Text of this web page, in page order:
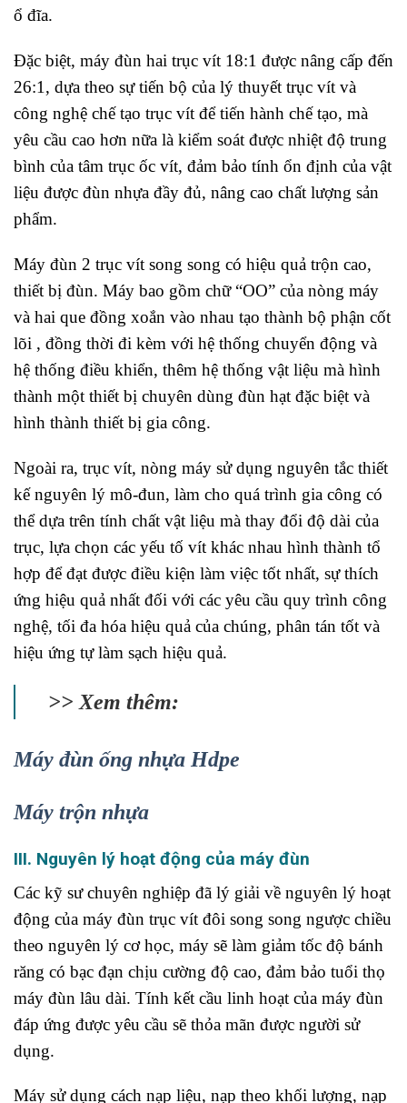
ổ đĩa.
Đặc biệt, máy đùn hai trục vít 18:1 được nâng cấp đến
26:1, dựa theo sự tiến bộ của lý thuyết trục vít và
công nghệ chế tạo trục vít để tiến hành chế tạo, mà
yêu cầu cao hơn nữa là kiểm soát được nhiệt độ trung
bình của tâm trục ốc vít, đảm bảo tính ổn định của vật
liệu được đùn nhựa đầy đủ, nâng cao chất lượng sản
phẩm.
Máy đùn 2 trục vít song song có hiệu quả trộn cao,
thiết bị đùn. Máy bao gồm chữ “OO” của nòng máy
và hai que đồng xoắn vào nhau tạo thành bộ phận cốt
lõi , đồng thời đi kèm với hệ thống chuyển động và
hệ thống điều khiển, thêm hệ thống vật liệu mà hình
thành một thiết bị chuyên dùng đùn hạt đặc biệt và
hình thành thiết bị gia công.
Ngoài ra, trục vít, nòng máy sử dụng nguyên tắc thiết
kế nguyên lý mô-đun, làm cho quá trình gia công có
thể dựa trên tính chất vật liệu mà thay đổi độ dài của
trục, lựa chọn các yếu tố vít khác nhau hình thành tổ
hợp để đạt được điều kiện làm việc tốt nhất, sự thích
ứng hiệu quả nhất đối với các yêu cầu quy trình công
nghệ, tối đa hóa hiệu quả của chúng, phân tán tốt và
hiệu ứng tự làm sạch hiệu quả.
>> Xem thêm:
Máy đùn ống nhựa Hdpe
Máy trộn nhựa
III. Nguyên lý hoạt động của máy đùn
Các kỹ sư chuyên nghiệp đã lý giải về nguyên lý hoạt
động của máy đùn trục vít đôi song song ngược chiều
theo nguyên lý cơ học, máy sẽ làm giảm tốc độ bánh
răng có bạc đạn chịu cường độ cao, đảm bảo tuổi thọ
máy đùn lâu dài. Tính kết cầu linh hoạt của máy đùn
đáp ứng được yêu cầu sẽ thỏa mãn được người sử
dụng.
Máy sử dụng cách nạp liệu, nạp theo khối lượng, nạp